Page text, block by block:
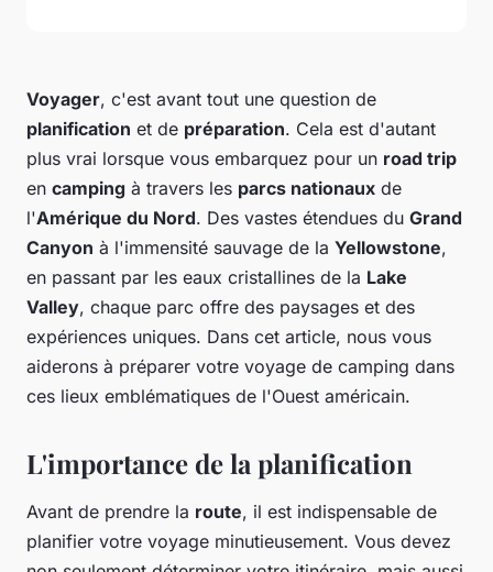
Voyager, c'est avant tout une question de
planification et de préparation. Cela est d'autant
plus vrai lorsque vous embarquez pour un road trip
en camping à travers les parcs nationaux de
l'Amérique du Nord. Des vastes étendues du Grand
Canyon à l'immensité sauvage de la Yellowstone,
en passant par les eaux cristallines de la Lake
Valley, chaque parc offre des paysages et des
expériences uniques. Dans cet article, nous vous
aiderons à préparer votre voyage de camping dans
ces lieux emblématiques de l'Ouest américain.
L'importance de la planification
Avant de prendre la route, il est indispensable de
planifier votre voyage minutieusement. Vous devez